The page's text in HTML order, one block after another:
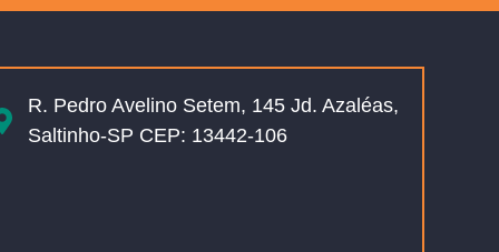
R. Pedro Avelino Setem, 145 Jd. Azaléas,
Saltinho-SP CEP: 13442-106